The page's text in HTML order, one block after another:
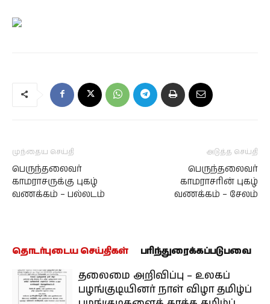
முந்தைய செய்தி
பெருந்தலைவர்
காமராசருக்கு புகழ்
வணக்கம் – பல்லடம்
அடுத்த செய்தி
பெருந்தலைவர்
காமராசரின் புகழ்
வணக்கம் – சேலம்
தொடர்புடைய செய்திகள் பரிந்துரைக்கப்படுபவை
தலைமை அறிவிப்பு – உலகப்
பழங்குடியினர் நாள் விழா தமிழ்ப்